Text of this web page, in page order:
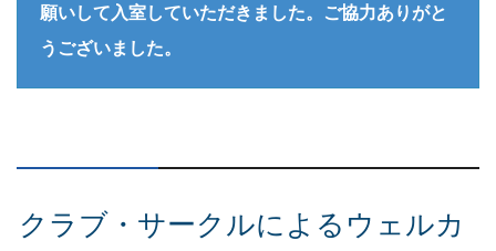
願いして入室していただきました。ご協力ありがと
うございました。
クラブ・サークルによるウェルカ